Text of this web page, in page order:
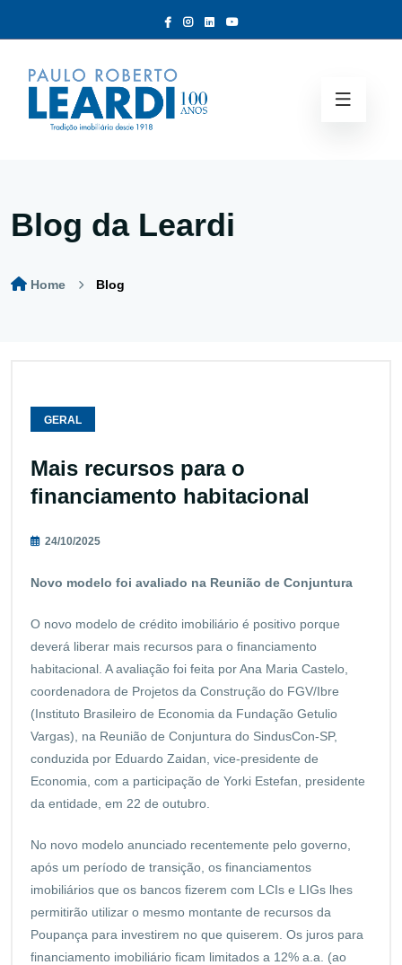
Blog da Leardi
Home Blog
GERAL
Mais recursos para o
financiamento habitacional
24/10/2025
Novo modelo foi avaliado na Reunião de Conjuntura
O novo modelo de crédito imobiliário é positivo porque
deverá liberar mais recursos para o financiamento
habitacional. A avaliação foi feita por Ana Maria Castelo,
coordenadora de Projetos da Construção do FGV/Ibre
(Instituto Brasileiro de Economia da Fundação Getulio
Vargas), na Reunião de Conjuntura do SindusCon-SP,
conduzida por Eduardo Zaidan, vice-presidente de
Economia, com a participação de Yorki Estefan, presidente
da entidade, em 22 de outubro.
No novo modelo anunciado recentemente pelo governo,
após um período de transição, os financiamentos
imobiliários que os bancos fizerem com LCIs e LIGs lhes
permitirão utilizar o mesmo montante de recursos da
Poupança para investirem no que quiserem. Os juros para
financiamento imobiliário ficam limitados a 12% a.a. (ao